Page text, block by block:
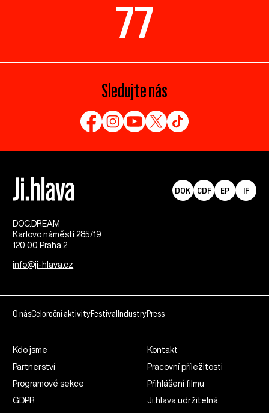
77
Sledujte nás
DOC.DREAM​
Karlovo náměstí 285/19
120 00 Praha 2
info@ji-hlava.cz
DOK CDF EP IF
O násCeloroční aktivityFestival IndustryPress
Kdo jsme
Kontakt
Partnerství
Pracovní příležitosti
Programové sekce
Přihlášení filmu
GDPR
Ji.hlava udržitelná